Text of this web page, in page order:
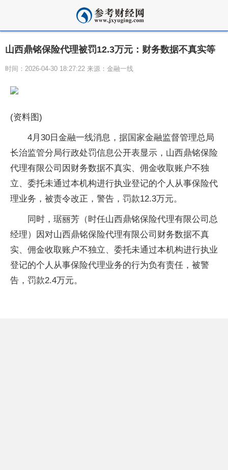
山西鼎铭保险代理被罚12.3万元：财务数据不真实等
时间：2026-04-30 18:27:22 来源：金融一线
(资料图)
4月30日金融一线消息，据国家金融监督管理总局
长治监管分局行政处罚信息公开表显示，山西鼎铭保险
代理有限公司因财务数据不真实、佣金收取账户不独
立、委托未通过本机构进行执业登记的个人从事保险代
理业务，被责令改正，警告，罚款12.3万元。
同时，琚丽芳（时任山西鼎铭保险代理有限公司总
经理）因对山西鼎铭保险代理有限公司财务数据不真
实、佣金收取账户不独立、委托未通过本机构进行执业
登记的个人从事保险代理业务的行为负有责任，被警
告，罚款2.4万元。